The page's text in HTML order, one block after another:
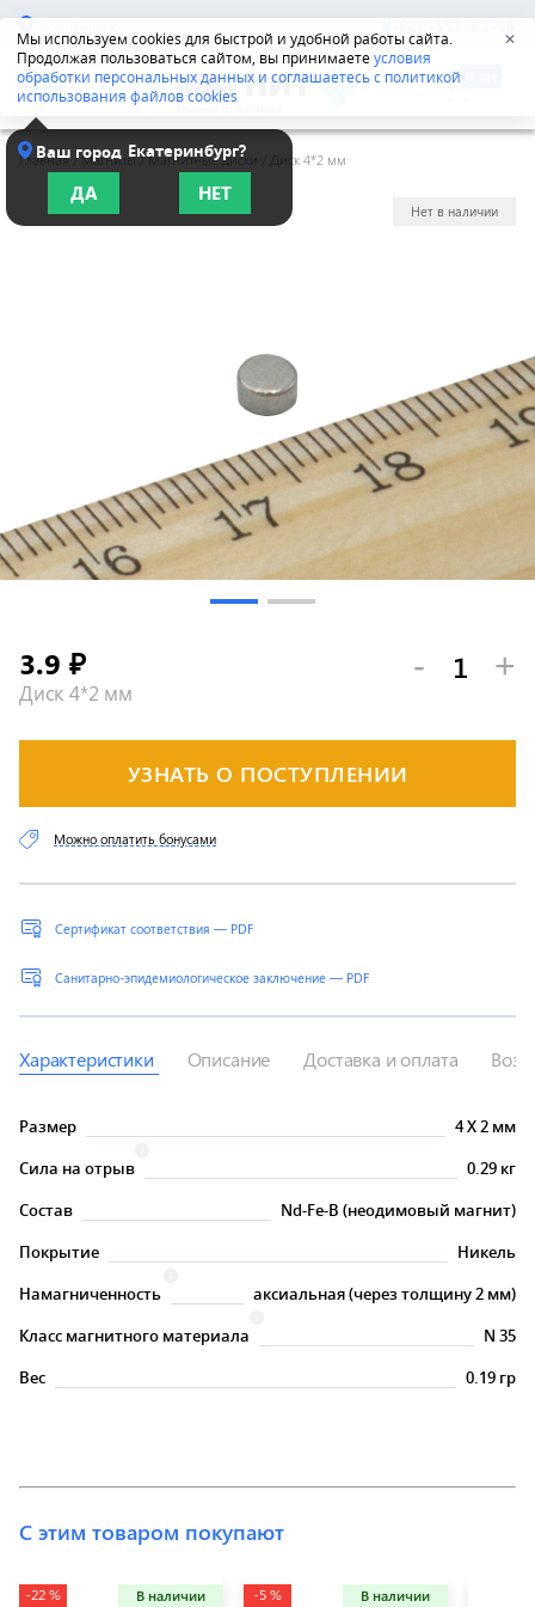
Мы используем cookies для быстрой и удобной работы сайта.
Продолжая пользоваться сайтом, вы принимаетеусловия
обработки персональных данных и соглашаетесь с политикой
использования файлов cookies
✕
Челябинск 8-800-555-42-96
Ваш город Екатеринбург?
ДА НЕТ
Главная /Магниты/Магнитные диски Диск 4*2 мм
Нет в наличии
Диск 4*2 мм
3.9 ₽ - +
УЗНАТЬ О ПОСТУПЛЕНИИ
Сертификат соответствия — PDF
Санитарно-эпидемиологическое заключение — PDF
Можно оплатить бонусами
Характеристики Описание Доставка и оплата
Размер 4X2 мм
Сила на отрыв
0.29 кг
Состав
Nd-Fe-B (неодимовый магнит)
Покрытие
Никель
Намагниченность
аксиальная (через толщину 2 мм)
Класс магнитного материала
N 35
Вес
0.19 гр
С этим товаром покупают
-22 % В наличии -5 % В наличии